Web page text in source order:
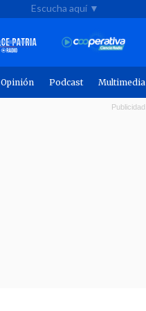
Escucha aquí ▼
Opinión Podcast Multimedia